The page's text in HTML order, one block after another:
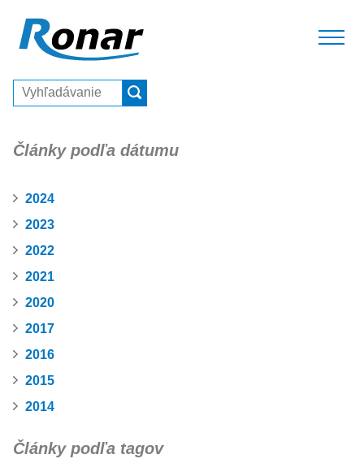
Články podľa dátumu
2024
2023
2022
2021
2020
2017
2016
2015
2014
Články podľa tagov